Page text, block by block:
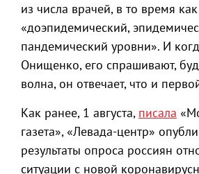
из числа врачей, в то время
«доэпидемический,
пандемический уровни». И
Онищенко, его спрашивают,
волна, он отвечает, что и
Как ранее, 1 августа, писала
газета», «Левада-центр»
результаты опроса россиян
ситуации с новой